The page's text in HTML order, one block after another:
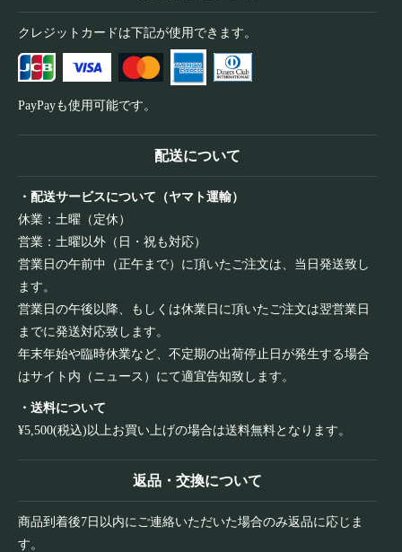
クレジットカードは下記が使用できます。
PayPayも使用可能です。
配送について
・配送サービスについて（ヤマト運輸）
休業：土曜（定休）
営業：土曜以外（日・祝も対応）
営業日の午前中（正午まで）に頂いたご注文は、当日発送致し
ます。
営業日の午後以降、もしくは休業日に頂いたご注文は翌営業日
までに発送対応致します。
年末年始や臨時休業など、不定期の出荷停止日が発生する場合
はサイト内（ニュース）にて適宜告知致します。
・送料について
¥5,500(税込)以上お買い上げの場合は送料無料となります。
返品・交換について
商品到着後7日以内にご連絡いただいた場合のみ返品に応じま
す。